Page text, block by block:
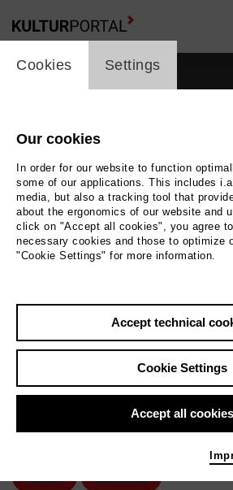
Back|Overview
Elke von Sivers
cookie_layer
Cookies Settings
Our cookies
In order for our website to function
some of our applications. This includes
media, but also a tracking tool that
about the ergonomics of our website and
click on "Accept all cookies", you agree
necessary cookies and those to optimize
"Cookie Settings" for more information.
Accept technical
Cookie Settings
Accept all cookies